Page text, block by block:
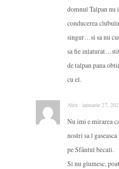
domnul Talpan
conducerea
singur…si sa nu
sa fie
de talpan pana
cu el.
Alex · ianuarie 27,
Nu imi e mirarea
nostri sa l
pe Sfântul becali.
Si nu glumesc,